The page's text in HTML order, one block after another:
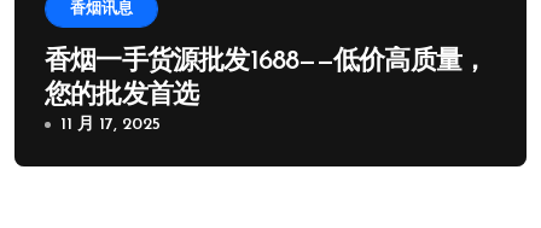
香烟讯息
香烟一手货源批发1688——低价高质量，
您的批发首选
11 月 17, 2025